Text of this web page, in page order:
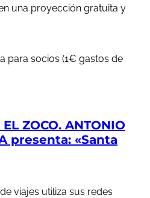
una proyección gratuita y
para socios (1€ gastos de
ZOCO. ANTONIO
presenta: «Santa
viajes utiliza sus redes